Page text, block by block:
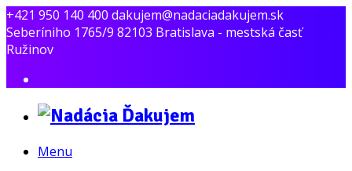
+421 950 140 400 dakujem@nadaciadakujem.sk
Seberíniho 1765/9 82103 Bratislava - mestská časť
Ružinov
Menu